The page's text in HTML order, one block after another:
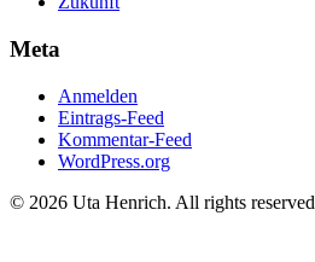
Meta
Anmelden
Eintrags-Feed
Kommentar-Feed
WordPress.org
© 2026 Uta Henrich. All rights reserved